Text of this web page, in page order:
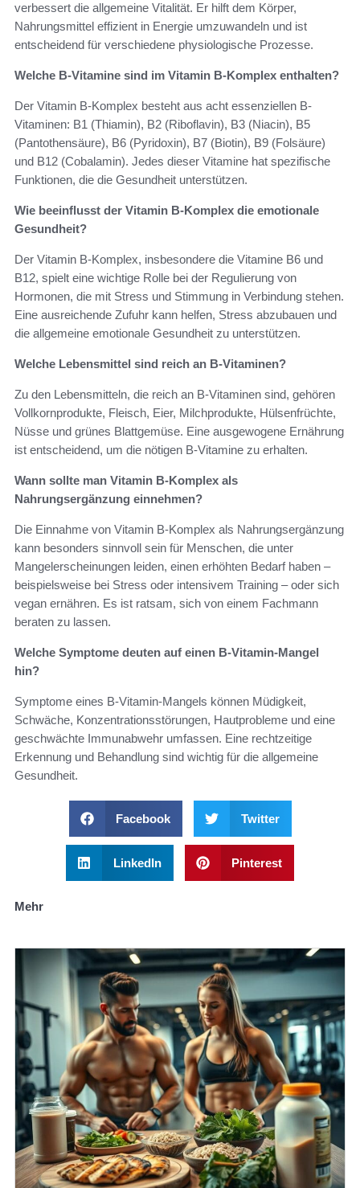
verbessert die allgemeine Vitalität. Er hilft dem Körper,
Nahrungsmittel effizient in Energie umzuwandeln und ist
entscheidend für verschiedene physiologische Prozesse.
Welche B-Vitamine sind im Vitamin B-Komplex enthalten?
Der Vitamin B-Komplex besteht aus acht essenziellen B-
Vitaminen: B1 (Thiamin), B2 (Riboflavin), B3 (Niacin), B5
(Pantothensäure), B6 (Pyridoxin), B7 (Biotin), B9 (Folsäure)
und B12 (Cobalamin). Jedes dieser Vitamine hat spezifische
Funktionen, die die Gesundheit unterstützen.
Wie beeinflusst der Vitamin B-Komplex die emotionale
Gesundheit?
Der Vitamin B-Komplex, insbesondere die Vitamine B6 und
B12, spielt eine wichtige Rolle bei der Regulierung von
Hormonen, die mit Stress und Stimmung in Verbindung stehen.
Eine ausreichende Zufuhr kann helfen, Stress abzubauen und
die allgemeine emotionale Gesundheit zu unterstützen.
Welche Lebensmittel sind reich an B-Vitaminen?
Zu den Lebensmitteln, die reich an B-Vitaminen sind, gehören
Vollkornprodukte, Fleisch, Eier, Milchprodukte, Hülsenfrüchte,
Nüsse und grünes Blattgemüse. Eine ausgewogene Ernährung
ist entscheidend, um die nötigen B-Vitamine zu erhalten.
Wann sollte man Vitamin B-Komplex als
Nahrungsergänzung einnehmen?
Die Einnahme von Vitamin B-Komplex als Nahrungsergänzung
kann besonders sinnvoll sein für Menschen, die unter
Mangelerscheinungen leiden, einen erhöhten Bedarf haben –
beispielsweise bei Stress oder intensivem Training – oder sich
vegan ernähren. Es ist ratsam, sich von einem Fachmann
beraten zu lassen.
Welche Symptome deuten auf einen B-Vitamin-Mangel
hin?
Symptome eines B-Vitamin-Mangels können Müdigkeit,
Schwäche, Konzentrationsstörungen, Hautprobleme und eine
geschwächte Immunabwehr umfassen. Eine rechtzeitige
Erkennung und Behandlung sind wichtig für die allgemeine
Gesundheit.
Facebook Twitter
LinkedIn Pinterest
Mehr